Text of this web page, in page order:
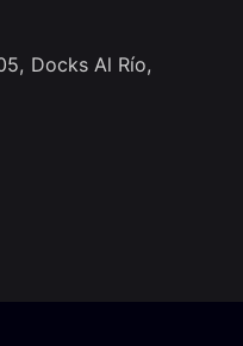
Docks Al Río,